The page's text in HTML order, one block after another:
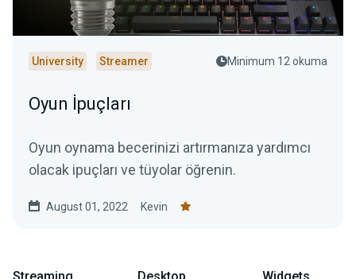
University Streamer Minimum 12 okuma
Oyun İpuçları
Oyun oynama becerinizi artırmanıza yardımcı
olacak ipuçları ve tüyolar öğrenin.
August 01, 2022 Kevin